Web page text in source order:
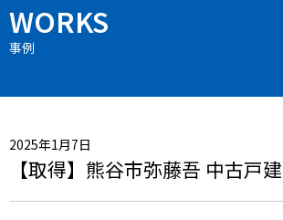
WORKS
事例
2025年1月7日
【取得】熊谷市弥藤吾 中古戸建